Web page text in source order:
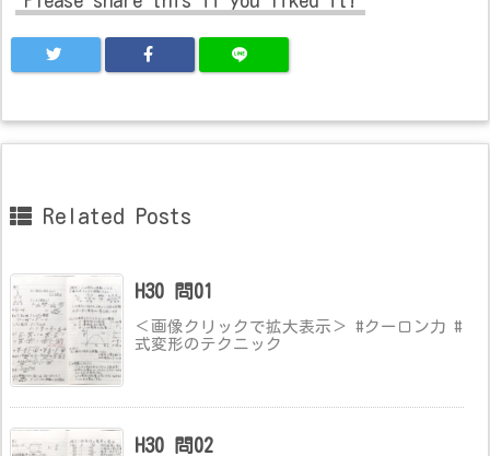
Related Posts
H30 問01
＜画像クリックで拡大表示＞ #クーロン力 #
式変形のテクニック
H30 問02